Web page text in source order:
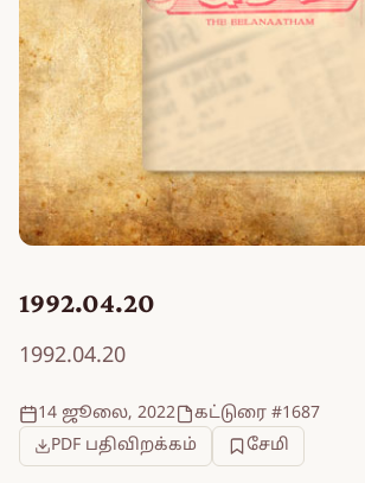
1992.04.20
1992.04.20
14 ஜூலை, 2022
கட்டுரை #1687
PDF பதிவிறக்கம்
சேமி